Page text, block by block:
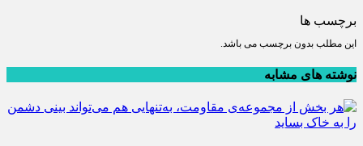
برچسب ها
این مطلب بدون برچسب می باشد.
نوشته های مشابه